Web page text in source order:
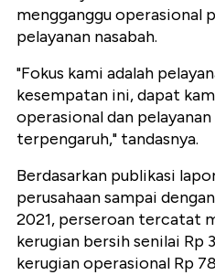
mengganggu operasional
pelayanan nasabah.
"Fokus kami adalah
kesempatan ini, dapat
operasional dan
terpengaruh," tandasnya.
Berdasarkan publikasi
perusahaan sampai
2021, perseroan tercatat
kerugian bersih senilai Rp
kerugian operasional Rp